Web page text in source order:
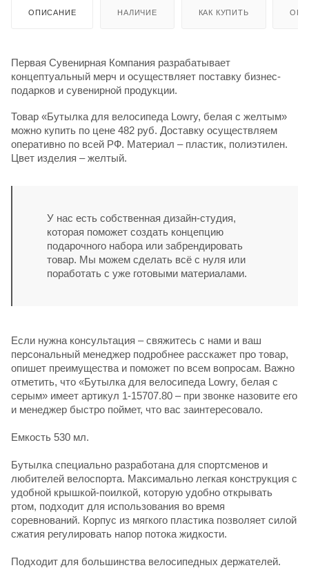
ОПИСАНИЕ НАЛИЧИЕ КАК КУПИТЬ
Первая Сувенирная Компания разрабатывает
концептуальный мерч и осуществляет поставку бизнес-
подарков и сувенирной продукции.
Товар «Бутылка для велосипеда Lowry, белая с желтым»
можно купить по цене 482 руб. Доставку осуществляем
оперативно по всей РФ. Материал – пластик, полиэтилен.
Цвет изделия – желтый.
У нас есть собственная дизайн-студия,
которая поможет создать концепцию
подарочного набора или забрендировать
товар. Мы можем сделать всё с нуля или
поработать с уже готовыми материалами.
Если нужна консультация – свяжитесь с нами и ваш
персональный менеджер подробнее расскажет про товар,
опишет преимущества и поможет по всем вопросам. Важно
отметить, что «Бутылка для велосипеда Lowry, белая с
серым» имеет артикул 1-15707.80 – при звонке назовите его
и менеджер быстро поймет, что вас заинтересовало.
Емкость 530 мл.
Бутылка специально разработана для спортсменов и
любителей велоспорта. Максимально легкая конструкция с
удобной крышкой-поилкой, которую удобно открывать
ртом, подходит для использования во время
соревнований. Корпус из мягкого пластика позволяет силой
сжатия регулировать напор потока жидкости.
Подходит для большинства велосипедных держателей.